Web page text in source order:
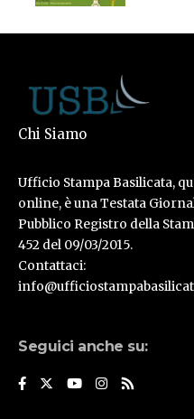
Chi Siamo
Ufficio Stampa Basilicata,
online, è una Testata
Pubblico Registro della
452 del 09/03/2015.
Contattaci:
Seguici anche su: